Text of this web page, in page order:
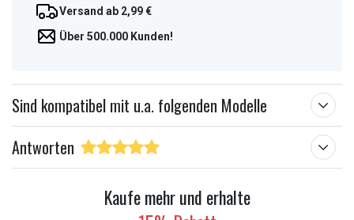
Versand ab 2,99 €
Über 500.000 Kunden!
Sind kompatibel mit u.a. folgenden Modelle
Antworten
Kaufe mehr und erhalte